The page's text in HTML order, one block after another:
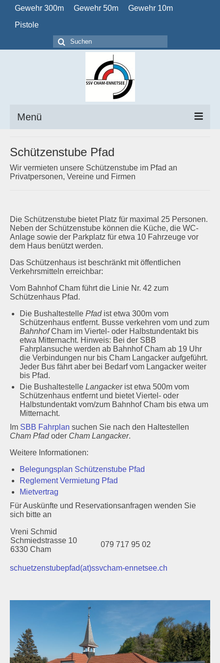
Gewehr 300m Gewehr 50m
Gewehr 10m
Pistole
Suchen
nach:
Menü
Verein
Schützenstuben
Fotogalerie
Links
Archiv
Schützenstube Pfad
Wir vermieten unsere Schützenstube im Pfad an
Privatpersonen, Vereine und Firmen
Die Schützenstube bietet Platz für maximal 25 Personen.
Neben der Schützenstube können die Küche, die WC-
Anlage sowie der Parkplatz für etwa 10 Fahrzeuge vor
dem Haus benützt werden.
Das Schützenhaus ist beschränkt mit öffentlichen
Verkehrsmitteln erreichbar:
Vom Bahnhof Cham führt die Linie Nr. 42 zum
Schützenhaus Pfad.
Die Bushaltestelle Pfadist etwa 300m vom
Schützenhaus entfernt. Busse verkehren vom und zum
BahnhofCham im Viertel- oder Halbstundentakt bis
etwa Mitternacht. Hinweis: Bei der SBB
Fahrplansuche werden ab Bahnhof Cham ab 19 Uhr
die Verbindungen nur bis Cham Langacker aufgeführt.
Jeder Bus fährt aber bei Bedarf vom Langacker weiter
bis Pfad.
Die Bushaltestelle Langackerist etwa 500m vom
Schützenhaus entfernt und bietet Viertel- oder
Halbstundentakt vom/zum Bahnhof Cham bis etwa um
Mitternacht.
Im SBB Fahrplan suchen Sie nach den Haltestellen
Cham Pfadoder Cham Langacker.
Weitere Informationen:
Belegungsplan Schützenstube Pfad
Reglement Vermietung Pfad
Mietvertrag
Für Auskünfte und Reservationsanfragen wenden Sie
sich bitte an
Vreni Schmid
Schmiedstrasse 10
6330 Cham
079 717 95 02
schuetzenstubepfad(at)ssvcham-ennetsee.ch